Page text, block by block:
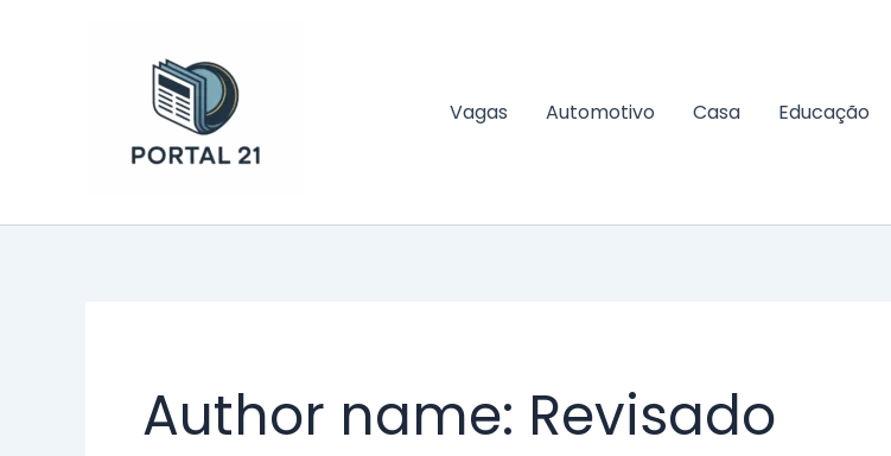
Vagas Automotivo Casa Educação
Author name: Revisado